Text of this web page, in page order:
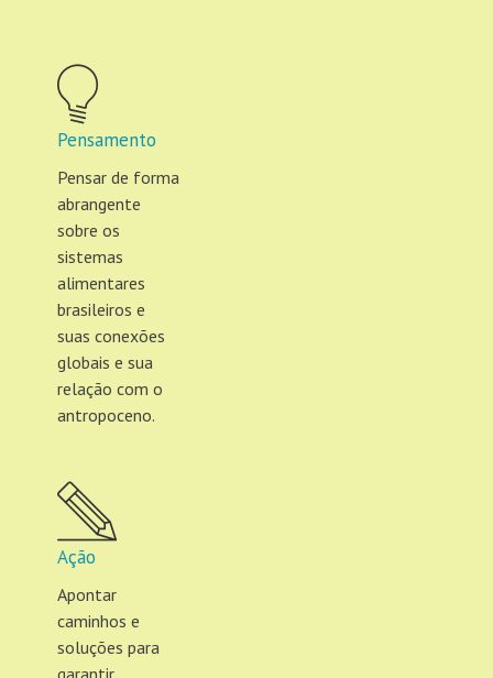
Pensamento
Pensar de forma
abrangente
sobre os
sistemas
alimentares
brasileiros e
suas conexões
globais e sua
relação com o
antropoceno.
Ação
Apontar
caminhos e
soluções para